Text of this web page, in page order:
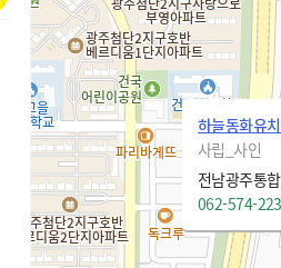
하늘동화유
사립_사인
062-574-